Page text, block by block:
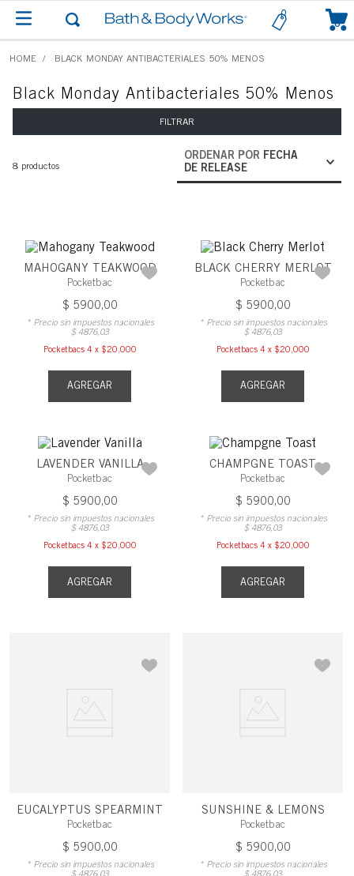
0
BLACK MONDAY ANTIBACTERIALES 50% MENOS
Black Monday Antibacteriales 50% Menos
FILTRAR
8 productos
ORDENAR POR FECHA
DE RELEASE
MAHOGANY TEAKWOOD
Pocketbac
$ 5900,00
* Precio sin impuestos nacionales
$ 4876, 03
Pocketbacs 4 x $20,000
AGREGAR
BLACK CHERRY MERLOT
Pocketbac
$ 5900,00
* Precio sin impuestos nacionales
$ 4876, 03
Pocketbacs 4 x $20,000
AGREGAR
LAVENDER VANILLA
Pocketbac
$ 5900,00
* Precio sin impuestos nacionales
$ 4876, 03
Pocketbacs 4 x $20,000
AGREGAR
CHAMPGNE TOAST
Pocketbac
$ 5900,00
* Precio sin impuestos nacionales
$ 4876, 03
Pocketbacs 4 x $20,000
AGREGAR
EUCALYPTUS SPEARMINT
Pocketbac
$ 5900,00
* Precio sin impuestos nacionales
$ 4876, 03
SUNSHINE & LEMONS
Pocketbac
$ 5900,00
* Precio sin impuestos nacionales
$ 4876, 03